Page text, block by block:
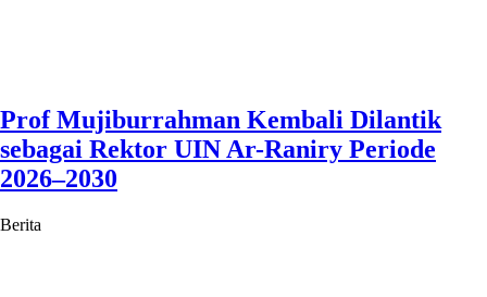
Prof Mujiburrahman Kembali Dilantik
sebagai Rektor UIN Ar-Raniry Periode
2026–2030
Berita